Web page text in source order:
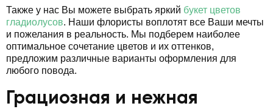
Также у нас Вы можете выбрать яркий букет цветов
гладиолусов. Наши флористы воплотят все Ваши мечты
и пожелания в реальность. Мы подберем наиболее
оптимальное сочетание цветов и их оттенков,
предложим различные варианты оформления для
любого повода.
Грациозная и нежная